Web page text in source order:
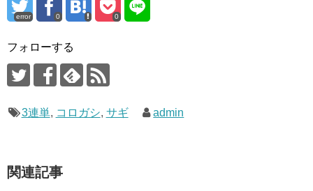
error 0 0
フォローする
3連単, コロガシ, サギ admin
関連記事